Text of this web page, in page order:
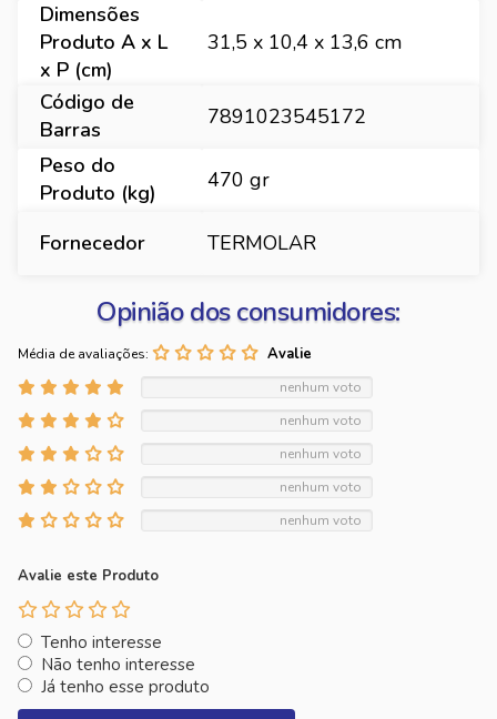
Dimensões
Produto A x L
x P (cm)
31,5 x 10,4 x 13,6 cm
Código de
Barras
7891023545172
Peso do
Produto (kg)
470 gr
Fornecedor TERMOLAR
Opinião dos consumidores:
Média de avaliações:
nenhum voto
nenhum voto
nenhum voto
nenhum voto
nenhum voto
Avalie este Produto
Tenho interesse
Não tenho interesse
Já tenho esse produto